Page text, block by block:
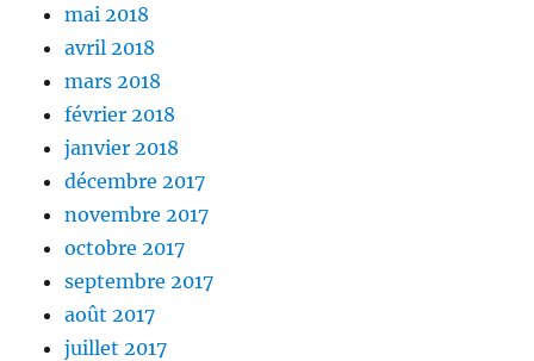
mai 2018
avril 2018
mars 2018
février 2018
janvier 2018
décembre 2017
novembre 2017
octobre 2017
septembre 2017
août 2017
juillet 2017